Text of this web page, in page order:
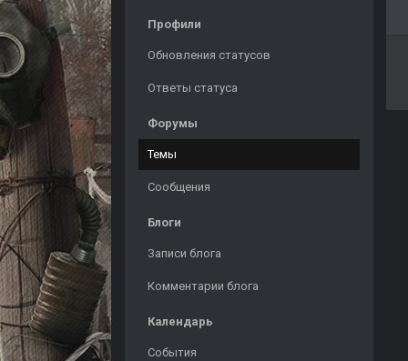
Профили
Обновления статусов
Ответы статуса
Форумы
Темы
Сообщения
Блоги
Записи блога
Комментарии блога
Календарь
События